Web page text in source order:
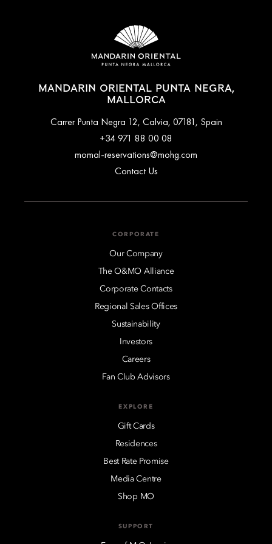
MANDARIN ORIENTAL PUNTA NEGRA,
MALLORCA
Carrer Punta Negra 12, Calvia, 07181, Spain
+34 971 88 00 08
momal-reservations@mohg.com
Contact Us
CORPORATE
Our Company
The O&MO Alliance
Corporate Contacts
Regional Sales Offices
Sustainability
Investors
Careers
Fan Club Advisors
EXPLORE
Gift Cards
Residences
Best Rate Promise
Media Centre
Shop MO
SUPPORT